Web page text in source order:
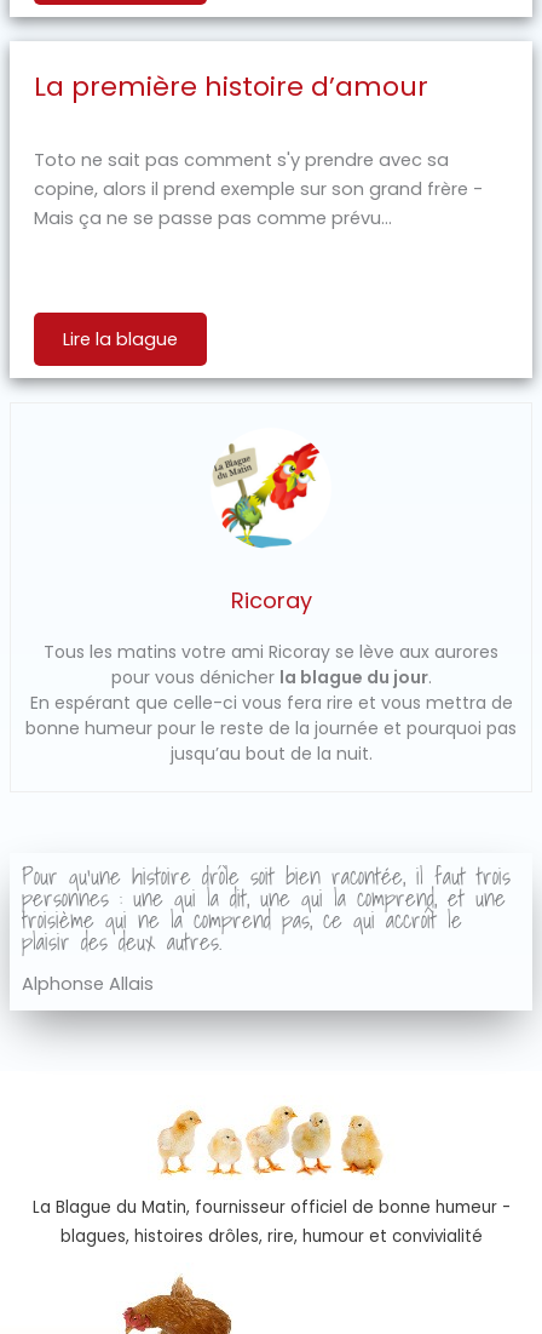
La première histoire d’amour
Toto ne sait pas comment s'y prendre avec sa
copine, alors il prend exemple sur son grand frère -
Mais ça ne se passe pas comme prévu...
Lire la blague
Ricoray
Tous les matins votre ami Ricoray se lève aux aurores
pour vous dénicher la blague du jour.
En espérant que celle-ci vous fera rire et vous mettra de
bonne humeur pour le reste de la journée et pourquoi pas
jusqu’au bout de la nuit.
Pour qu'une histoire drôle soit bien racontée, il faut trois
personnes : une qui la dit, une qui la comprend, et une
troisième qui ne la comprend pas, ce qui accroît le
plaisir des deux autres.
Alphonse Allais
La Blague du Matin, fournisseur officiel de bonne humeur -
blagues, histoires drôles, rire, humour et convivialité